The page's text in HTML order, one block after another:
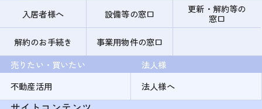
入居者様へ
設備等の窓口
更新・解約等の
窓口
解約のお手続き
事業用物件の窓口
売りたい・買いたい
不動産活用
法人様
法人様へ